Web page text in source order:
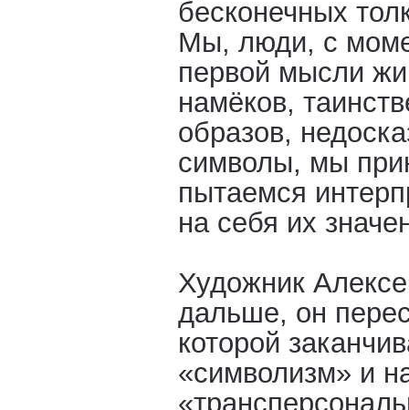
бесконечных
Мы, люди, с
первой мысли
намёков,
образов,
символы, мы
пытаемся
на себя их
Художник
дальше, он
которой
«символизм» и